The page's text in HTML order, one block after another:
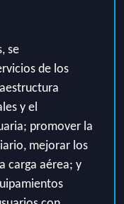
, se
de los
y el
promover la
, mejorar los
carga aérea; y